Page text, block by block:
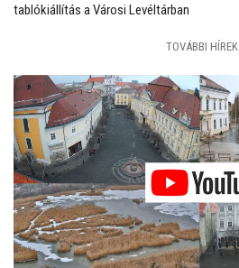
tablókiállítás a Városi Levéltárban
TOVÁBBI HÍREK